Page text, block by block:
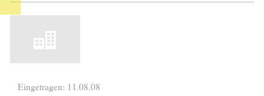
Eingetragen: 11.08.08